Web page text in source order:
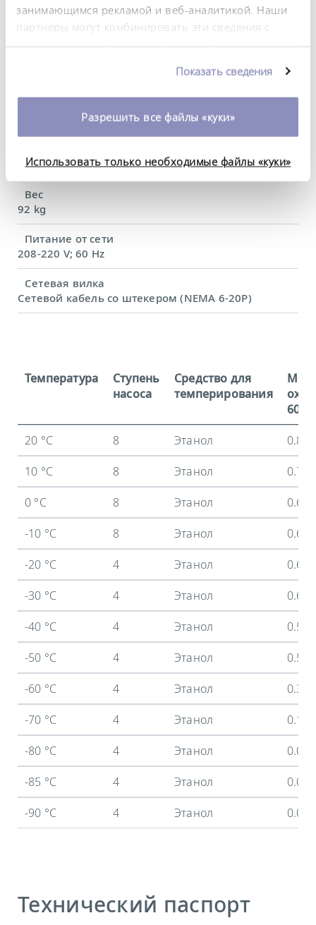
занимающимся рекламой и веб-аналитикой. Наши
партнеры могут комбинировать эти сведения с
предоставленной вами информацией, а также
использовании вами их сервисов. Вы можете
изменить или отозвать свое согласие в любое
время. Более подробную информацию об этом вы
можете найти в нашей
политике
Показать сведения
Разрешить все файлы «куки»
Использовать только необходимые файлы «куки»
Потребление тока
16 A
500 x 600 x 730 mm
Вес
92 kg
Питание от сети
208-220 V; 60 Hz
Сетевая вилка
Сетевой кабель со штекером (NEMA 6-20P)
Температура
Ступень
насоса
Средство для
темперирования
60 Гц
20 °C
8 Этанол
0.8
10 °C
8 Этанол
0.71
0 °C
8 Этанол
0.68
-10 °C
8 Этанол
0.65
-20 °C
4 Этанол
0.62
-30 °C
4 Этанол
0.61
-40 °C
4 Этанол
0.58
-50 °C
4 Этанол
0.52
-60 °C
4 Этанол
0.34
-70 °C
4 Этанол
0.18
-80 °C
4 Этанол
0.07
-85 °C
4 Этанол
0.03
-90 °C
4 Этанол 0.01
Технический паспорт